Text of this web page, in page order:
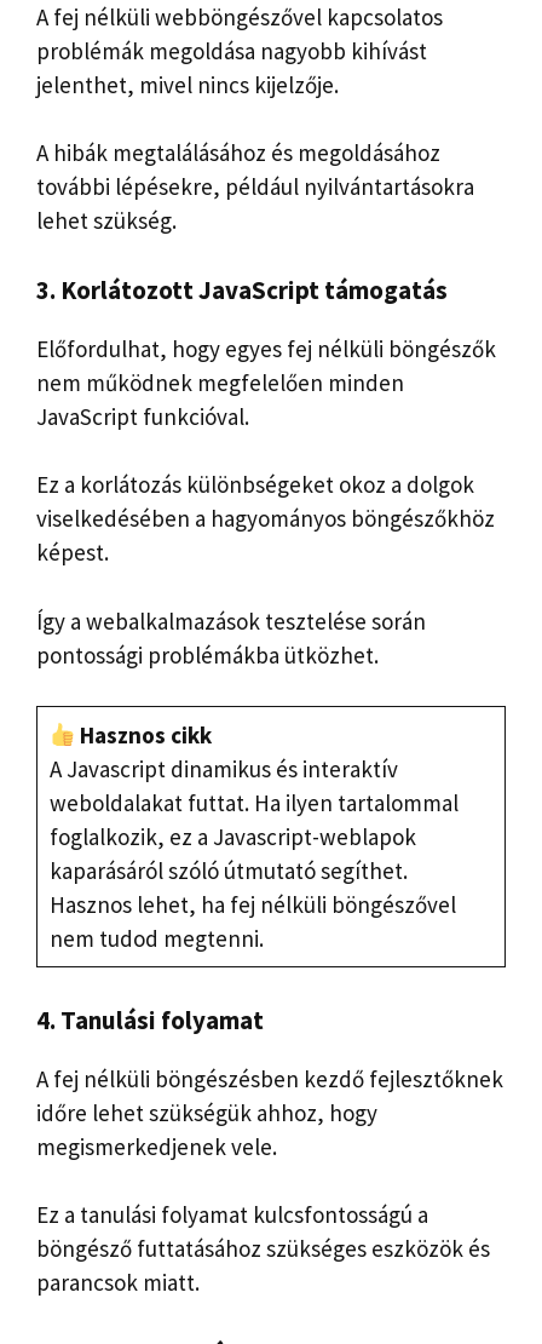
A fej nélküli webböngészővel kapcsolatos
problémák megoldása nagyobb kihívást
jelenthet, mivel nincs kijelzője.
A hibák megtalálásához és megoldásához
további lépésekre, például nyilvántartásokra
lehet szükség.
3. Korlátozott JavaScript támogatás
Előfordulhat, hogy egyes fej nélküli böngészők
nem működnek megfelelően minden
JavaScript funkcióval.
Ez a korlátozás különbségeket okoz a dolgok
viselkedésében a hagyományos böngészőkhöz
képest.
Így a webalkalmazások tesztelése során
pontossági problémákba ütközhet.
Hasznos cikk
A Javascript dinamikus és interaktív
weboldalakat futtat. Ha ilyen tartalommal
foglalkozik, ez a Javascript-weblapok
kaparásáról szóló útmutató segíthet.
Hasznos lehet, ha fej nélküli böngészővel
nem tudod megtenni.
4. Tanulási folyamat
A fej nélküli böngészésben kezdő fejlesztőknek
időre lehet szükségük ahhoz, hogy
megismerkedjenek vele.
Ez a tanulási folyamat kulcsfontosságú a
böngésző futtatásához szükséges eszközök és
parancsok miatt.